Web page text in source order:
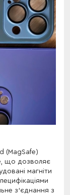
(MagSafe)
що дозволяє
магніти
з'єднання з